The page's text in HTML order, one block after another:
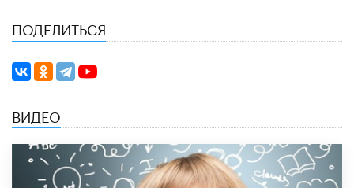
ПОДЕЛИТЬСЯ
ВИДЕО